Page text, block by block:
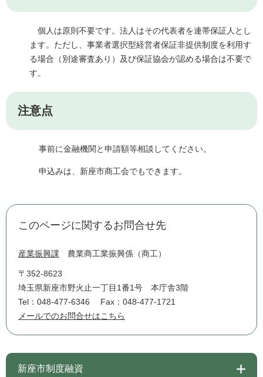
個人は原則不要です。法人はその代表者を連帯保証人とし
ます。ただし、事業者選択型経営者保証非提供制度を利用す
る場合（別途審査あり）及び保証協会が認める場合は不要で
す。
注意点
事前に金融機関と申請額等相談してください。
申込みは、新座市商工会でもできます。
このページに関するお問合せ先
産業振興課 農業商工業振興係（商工）
〒352-8623
埼玉県新座市野火止一丁目1番1号 本庁舎3階
Tel：048-477-6346
Fax：048-477-1721
メールでのお問合せはこちら
新座市制度融資